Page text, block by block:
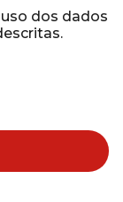
dos dados